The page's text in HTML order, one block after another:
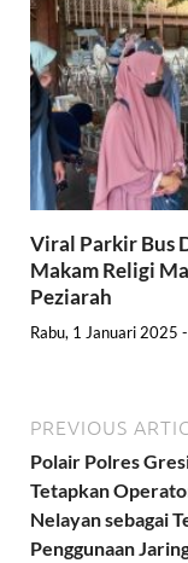
Viral Parkir Bus
Makam Religi
Peziarah
Rabu, 1 Januari 2025
PREVIOUS
Polair Polres
Tetapkan
Nelayan sebagai
Penggunaan